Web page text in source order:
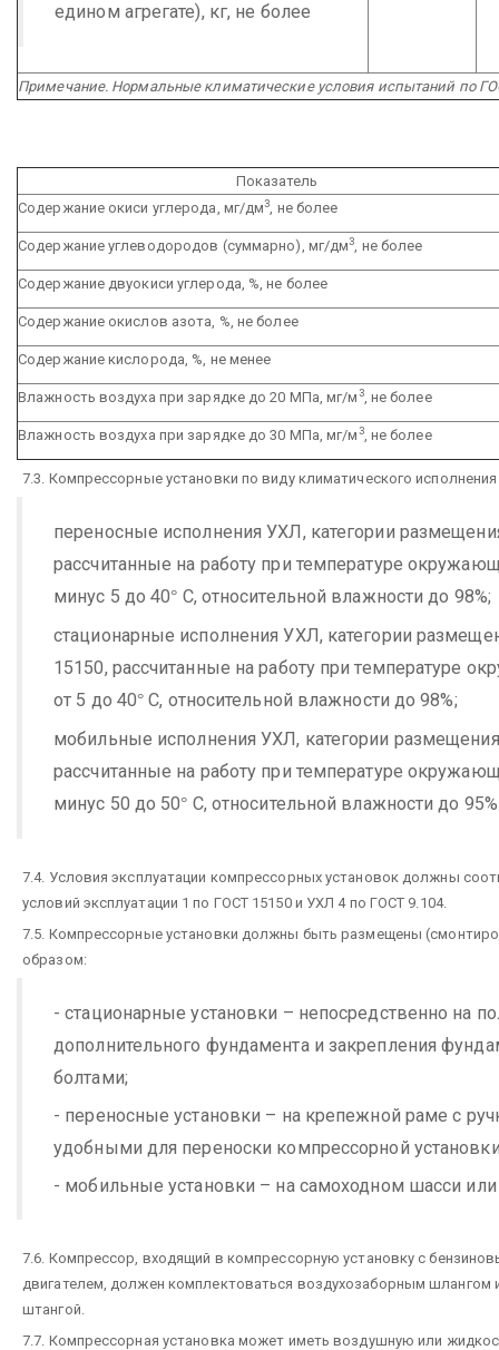
едином агрегате), кг, не более
Примечание. Нормальные климатические условия испытаний по
Показатель
Содержание окиси углерода, мг/дм3, не более
Содержание углеводородов (суммарно), мг/дм3, не более
Содержание двуокиси углерода, %, не более
Содержание окислов азота, %, не более
Содержание кислорода, %, не менее
Влажность воздуха при зарядке до 20 МПа, мг/м3, не более
Влажность воздуха при зарядке до 30 МПа, мг/м3, не более
7.3. Компрессорные установки по виду климатического
переносные исполнения УХЛ, категории
рассчитанные на работу при температуре
минус 5 до 40° С, относительной влажности до 98%;
стационарные исполнения УХЛ, категории
15150, рассчитанные на работу при температуре
от 5 до 40° С, относительной влажности до 98%;
мобильные исполнения УХЛ, категории
рассчитанные на работу при температуре
минус 50 до 50° С, относительной влажности до
7.4. Условия эксплуатации компрессорных установок должны
условий эксплуатации 1 по ГОСТ 15150 и УХЛ 4 по ГОСТ 9.104.
7.5. Компрессорные установки должны быть размещены
образом:
- стационарные установки – непосредственно на
дополнительного фундамента и закрепления
болтами;
- переносные установки – на крепежной раме с
удобными для переноски компрессорной
- мобильные установки – на самоходном шасси
7.6. Компрессор, входящий в компрессорную установку с
двигателем, должен комплектоваться воздухозаборным шлангом
штангой.
7.7. Компрессорная установка может иметь воздушную или